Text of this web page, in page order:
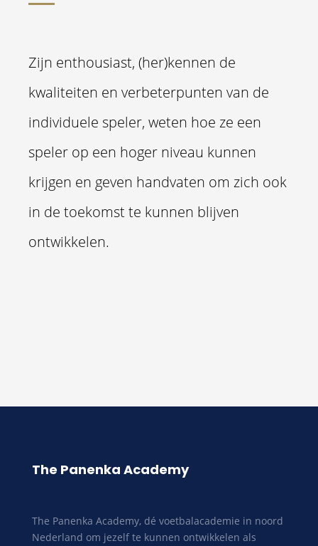
Zijn enthousiast, (her)kennen de
kwaliteiten en verbeterpunten van de
individuele speler, weten hoe ze een
speler op een hoger niveau kunnen
krijgen en geven handvaten om zich ook
in de toekomst te kunnen blijven
ontwikkelen.
The Panenka Academy
The Panenka Academy, dé voetbalacademie in noord
Nederland om jezelf te kunnen ontwikkelen als